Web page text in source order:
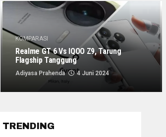
KOMPARASI
Realme GT 6 Vs IQOO Z9, Tarung
Flagship Tanggung
Adiyasa Prahenda 4 Juni 2024
TRENDING